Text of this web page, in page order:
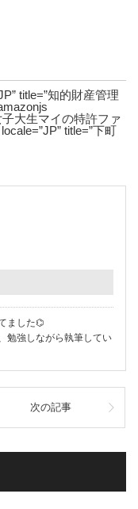
title=”知的財産管理
子大生マイの特許ファ
title=”下町
ました⌬
勉強しながら執筆してい
次の記事